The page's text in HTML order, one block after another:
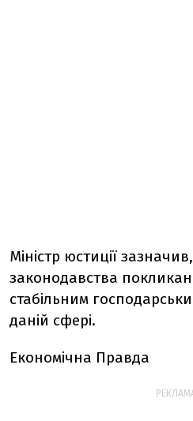
Міністр юстиції
законодавства
стабільним
даній сфері.
Економічна Правда